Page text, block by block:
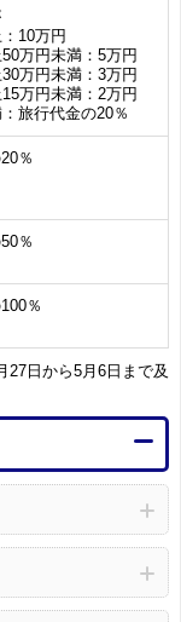
10万円
万円未満：5万円
万円未満：3万円
万円未満：2万円
旅行代金の20％
％
％
％
27日から5月6日まで及